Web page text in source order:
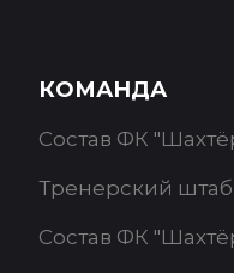
КОМАНДА
Состав ФК
Тренерский
Состав ФК